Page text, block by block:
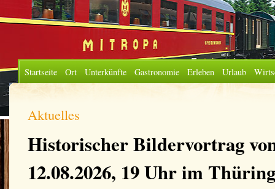
Startseite Ort Unterkünfte Gastronomie Erleben Urlaub
Aktuelles
Historischer Bildervortrag
12.08.2026, 19 Uhr im